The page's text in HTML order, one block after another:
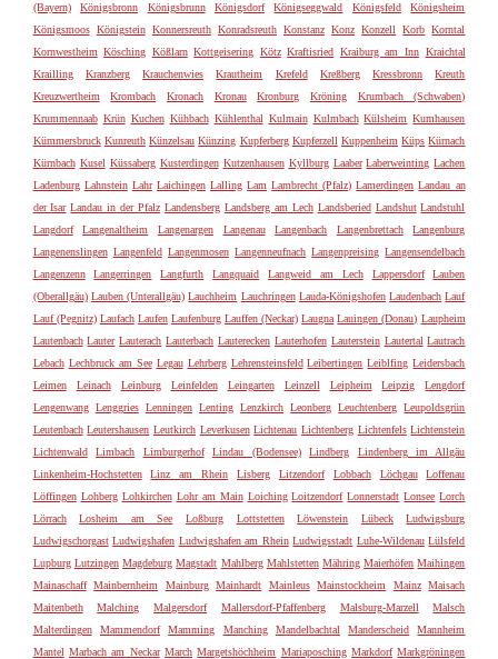
(Bayern)
Königsbronn Königsbrunn Königsdorf Königseggwald Königsfeld
Königsheim
Königsmoos Königstein Konnersreuth Konradsreuth Konstanz Konz Konzell Korb Korntal
Kornwestheim Kösching Kößlarn Kottgeisering Kötz Kraftisried Kraiburg am Inn Kraichtal
Krailling
Kranzberg Krauchenwies Krautheim Krefeld Kreßberg Kressbronn
Kreuth
Kreuzwertheim
Krombach Kronach Kronau Kronburg Kröning
Krumbach (Schwaben)
Krummennaab Krün Kuchen Kühbach Kühlenthal Kulmain Kulmbach Külsheim Kumhausen
Kümmersbruck Kunreuth Künzelsau Künzing Kupferberg Kupferzell Kuppenheim Küps Kürnach
Kürnbach Kusel Küssaberg Kusterdingen Kutzenhausen Kyllburg Laaber Laberweinting Lachen
Ladenburg Lahnstein Lahr Laichingen Lalling Lam Lambrecht (Pfalz) Lamerdingen Landau an
der Isar Landau in der Pfalz Landensberg Landsberg am Lech Landsberied Landshut Landstuhl
Langdorf
Langenaltheim Langenargen Langenau Langenbach Langenbrettach
Langenburg
Langenenslingen Langenfeld Langenmosen Langenneufnach Langenpreising Langensendelbach
Langenzenn
Langerringen Langfurth Langquaid Langweid am Lech Lappersdorf
Lauben
(Oberallgäu) Lauben (Unterallgäu) Lauchheim Lauchringen Lauda-Königshofen Laudenbach Lauf
Lauf (Pegnitz) Laufach Laufen Laufenburg Lauffen (Neckar) Laugna Lauingen (Donau) Laupheim
Lautenbach Lauter Lauterach Lauterbach Lauterecken Lauterhofen Lauterstein Lautertal Lautrach
Lebach Lechbruck am See Legau Lehrberg Lehrensteinsfeld Leibertingen Leiblfing Leidersbach
Leimen
Leinach Leinburg Leinfelden Leingarten Leinzell Leipheim Leipzig
Lengdorf
Lengenwang Lenggries Lenningen Lenting Lenzkirch Leonberg Leuchtenberg Leupoldsgrün
Leutenbach Leutershausen Leutkirch Leverkusen Lichtenau Lichtenberg Lichtenfels Lichtenstein
Lichtenwald
Limbach Limburgerhof Lindau (Bodensee) Lindberg
Lindenberg im Allgäu
Linkenheim-Hochstetten
Linz am Rhein Lisberg Litzendorf Lobbach Löchgau
Loffenau
Löffingen Lohberg Lohkirchen Lohr am Main Loiching Loitzendorf Lonnerstadt Lonsee Lorch
Lörrach
Losheim am See Loßburg Lottstetten Löwenstein Lübeck
Ludwigsburg
Ludwigschorgast Ludwigshafen Ludwigshafen am Rhein Ludwigsstadt Luhe-Wildenau Lülsfeld
Lupburg Lutzingen Magdeburg Magstadt Mahlberg Mahlstetten Mähring Maierhöfen Maihingen
Mainaschaff Mainbernheim Mainburg Mainhardt Mainleus Mainstockheim Mainz Maisach
Maitenbeth
Malching Malgersdorf Mallersdorf-Pfaffenberg Malsburg-Marzell
Malsch
Malterdingen
Mammendorf Mamming Manching Mandelbachtal Manderscheid
Mannheim
Mantel Marbach am Neckar March Margetshöchheim Mariaposching Markdorf Markgröningen